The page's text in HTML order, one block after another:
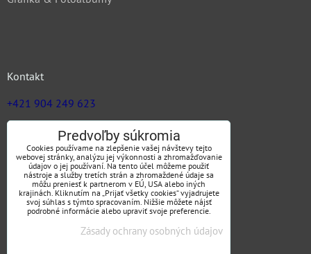
Kontakt
+421 904 249 623
zuz@jargas.sk
Obchodné podmienky
Predvoľby súkromia
Cookies používame na zlepšenie vašej návštevy tejto
webovej stránky, analýzu jej výkonnosti a zhromažďovanie
údajov o jej používaní. Na tento účel môžeme použiť
nástroje a služby tretích strán a zhromaždené údaje sa
môžu preniesť k partnerom v EÚ, USA alebo iných
krajinách. Kliknutím na „Prijať všetky cookies“ vyjadrujete
svoj súhlas s týmto spracovaním. Nižšie môžete nájsť
podrobné informácie alebo upraviť svoje preferencie.
Zásady ochrany osobných údajov